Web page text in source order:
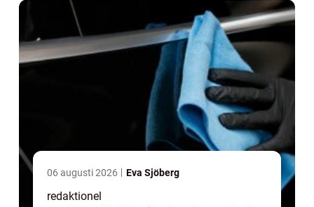
06 augusti 2026 Eva Sjöberg
redaktionel